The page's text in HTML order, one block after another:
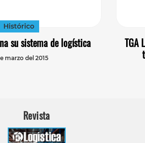
Histórico
su sistema de logística
marzo del 2015
TGA
Revista